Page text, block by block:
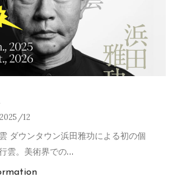
2025/12
ダウンタウン浜田雅功による初の個
雲。美術界での…